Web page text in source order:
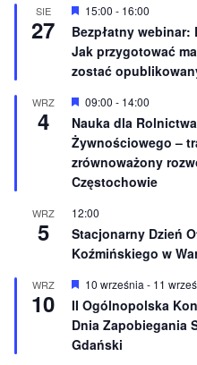
n
o
n
e
SIE
27
W
r
ó
ż
n
i
o
n
e
15:00 - 16:00
Bezpłatny
Jak przygotować
zostać
WRZ
4
W
r
ó
ż
n
i
n
e
09:00 - 14:00
Nauka dla
Żywnościowego –
zrównoważony
Częstochowie
WRZ
5
12:00
Stacjonarny Dzień
Koźmińskiego w
WRZ
10
W
y
r
ó
ż
n
10 września - 11
II Ogólnopolska
Dnia Zapobiegania
Gdański